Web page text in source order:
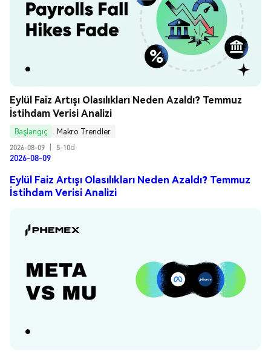
Eylül Faiz Artışı Olasılıkları Neden Azaldı? Temmuz
İstihdam Verisi Analizi
Başlangıç
Makro Trendler
2026-08-09
5-10d
2026-08-09
Eylül Faiz Artışı Olasılıkları Neden Azaldı? Temmuz
İstihdam Verisi Analizi